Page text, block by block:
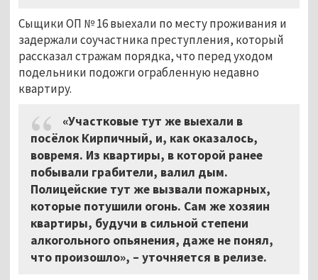
Сыщики ОП № 16 выехали по месту проживания и
задержали соучастника преступления, который
рассказал стражам порядка, что перед уходом
подельники подожги ограбленную недавно
квартиру.
«Участковые тут же выехали в
посёлок Кирпичный, и, как оказалось,
вовремя. Из квартиры, в которой ранее
побывали грабители, валил дым.
Полицейские тут же вызвали пожарных,
которые потушили огонь. Сам же хозяин
квартиры, будучи в сильной степени
алкогольного опьянения, даже не понял,
что произошло», – уточняется в релизе.